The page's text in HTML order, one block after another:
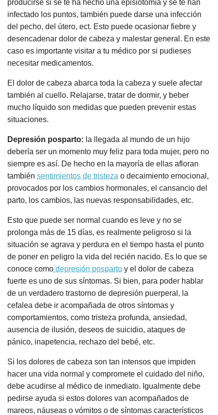
producirse si se te ha hecho una episiotomía y se te han
infectado los puntos, también puede darse una infección
del pecho, del útero, ect. Esto puede ocasionar fiebre y
desencadenar dolor de cabeza y malestar general. En este
caso es importante visitar a tu médico por si pudieses
necesitar medicamentos.
El dolor de cabeza abarca toda la cabeza y suele afectar
también al cuello. Relajarse, tratar de dormir, y beber
mucho líquido son medidas que pueden prevenir estas
situaciones.
Depresión posparto: la llegada al mundo de un hijo
debería ser un momento muy feliz para toda mujer, pero no
siempre es así. De hecho en la mayoría de ellas afloran
también sentimientos de tristeza o decaimiento emocional,
provocados por los cambios hormonales, el cansancio del
parto, los cambios, las nuevas responsabilidades, etc.
Esto que puede ser normal cuando es leve y no se
prolonga más de 15 días, es realmente peligroso si la
situación se agrava y perdura en el tiempo hasta el punto
de poner en peligro la vida del recién nacido. Es lo que se
conoce como depresión posparto y el dolor de cabeza
fuerte es uno de sus síntomas. Si bien, para poder hablar
de un verdadero trastorno de depresión puerperal, la
cefalea debe ir acompañada de otros síntomas y
comportamientos, como tristeza profunda, ansiedad,
ausencia de ilusión, deseos de suicidio, ataques de
pánico, inapetencia, rechazo del bebé, etc.
Si los dolores de cabeza son tan intensos que impiden
hacer una vida normal y compromete el cuidado del niño,
debe acudirse al médico de inmediato. Igualmente debe
pedirse ayuda si estos dolores van acompañados de
mareos, náuseas o vómitos o de síntomas característicos